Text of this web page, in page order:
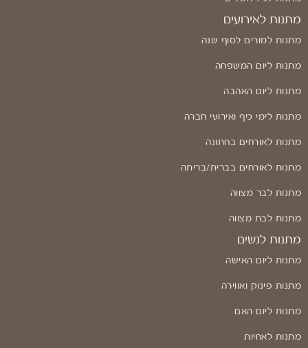
מתנות לאירועים
מתנות למורים לסוף שנה
מתנות ליום המשפחה
מתנות ליום האהבה
מתנות לימי כיף ואירועי חברה
מתנות לאורחים בחתונה
מתנות לאורחים בברית/בריתה
מתנות לבר מצווה
מתנות לבת מצווה
מתנות לנשים
מתנות ליום האישה
מתנות פינוק ואווירה
מתנות ליום האם
מתנות לאחיות